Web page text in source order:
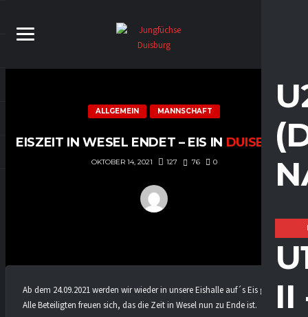
II
ALLGEMEIN MANNSCHAFT
EISZEIT IN WESEL ENDET – EIS IN DUISBURG
OKTOBER 14, 2021 127 76 0
Ab dem 24.09.2021 werden wir wieder in unsere Eishalle auf´s Eis gehen.
Alle Beteiligten freuen sich, das die Zeit in Wesel nun zu Ende ist.